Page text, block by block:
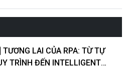
tính toán từ 2 đến 4000 TOPS.
LAI CỦA RPA: TỪ TỰ
TRÌNH ĐẾN INTELLIGENT